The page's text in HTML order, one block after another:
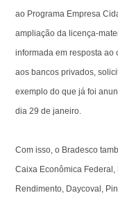
ao Programa Empresa
ampliação da licença-
informada em resposta
aos bancos privados,
exemplo do que já foi
dia 29 de janeiro.
Com isso, o Bradesco
Caixa Econômica Federal,
Rendimento, Daycoval,